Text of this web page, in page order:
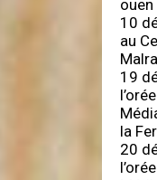
ouen
10
au
19
la
20